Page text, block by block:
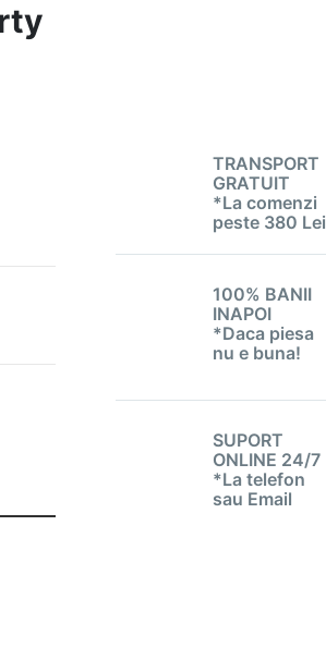
TRANSPORT
GRATUIT
*La comenzi
peste 380 Lei
100% BANII
INAPOI
*Daca piesa
nu e buna!
SUPORT
ONLINE 24/7
*La telefon
sau Email